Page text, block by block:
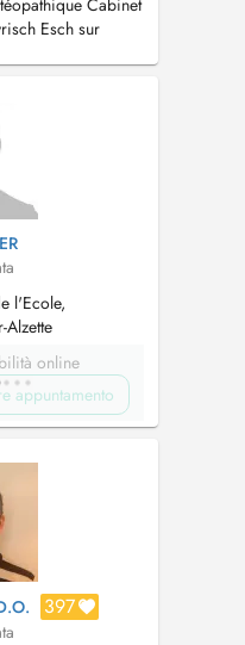
Cabinet
Esch sur
l'Ecole,
Alzette
online
appuntamento
397